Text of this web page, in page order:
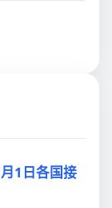
1日各国接